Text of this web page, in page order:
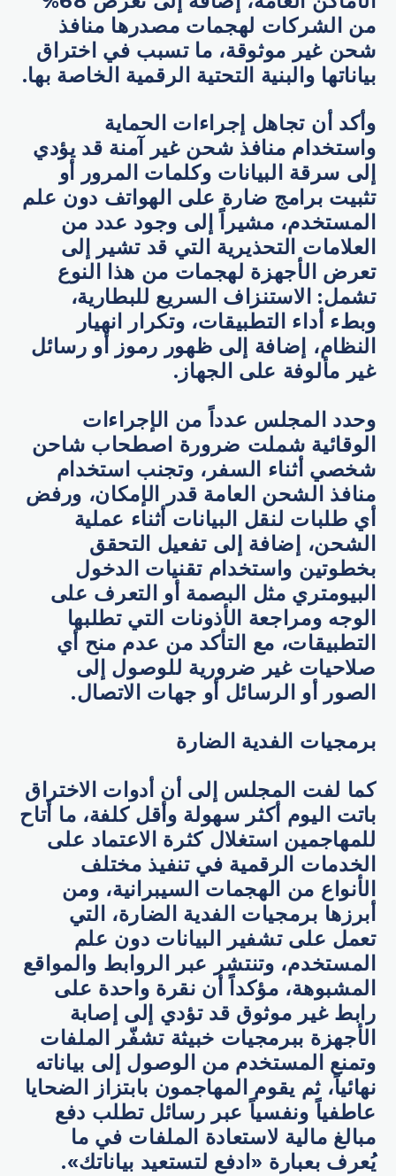
من الشركات لهجمات مصدرها منافذ
شحن غير موثوقة، ما تسبب في اختراق
بياناتها والبنية التحتية الرقمية الخاصة بها.
وأكد أن تجاهل إجراءات الحماية
واستخدام منافذ شحن غير آمنة قد يؤدي
إلى سرقة البيانات وكلمات المرور أو
تثبيت برامج ضارة على الهواتف دون علم
المستخدم، مشيراً إلى وجود عدد من
العلامات التحذيرية التي قد تشير إلى
تعرض الأجهزة لهجمات من هذا النوع
تشمل: الاستنزاف السريع للبطارية،
وبطء أداء التطبيقات، وتكرار انهيار
النظام، إضافة إلى ظهور رموز أو رسائل
غير مألوفة على الجهاز.
وحدد المجلس عدداً من الإجراءات
الوقائية شملت ضرورة اصطحاب شاحن
شخصي أثناء السفر، وتجنب استخدام
منافذ الشحن العامة قدر الإمكان، ورفض
أي طلبات لنقل البيانات أثناء عملية
الشحن، إضافة إلى تفعيل التحقق
بخطوتين واستخدام تقنيات الدخول
البيومتري مثل البصمة أو التعرف على
الوجه ومراجعة الأذونات التي تطلبها
التطبيقات، مع التأكد من عدم منح أي
صلاحيات غير ضرورية للوصول إلى
الصور أو الرسائل أو جهات الاتصال.
برمجيات الفدية الضارة
كما لفت المجلس إلى أن أدوات الاختراق
باتت اليوم أكثر سهولة وأقل كلفة، ما أتاح
للمهاجمين استغلال كثرة الاعتماد على
الخدمات الرقمية في تنفيذ مختلف
الأنواع من الهجمات السيبرانية، ومن
أبرزها برمجيات الفدية الضارة، التي
تعمل على تشفير البيانات دون علم
المستخدم، وتنتشر عبر الروابط والمواقع
المشبوهة، مؤكداً أن نقرة واحدة على
رابط غير موثوق قد تؤدي إلى إصابة
الأجهزة ببرمجيات خبيثة تشفّر الملفات
وتمنع المستخدم من الوصول إلى بياناته
نهائياً، ثم يقوم المهاجمون بابتزاز الضحايا
عاطفياً ونفسياً عبر رسائل تطلب دفع
مبالغ مالية لاستعادة الملفات في ما
يُعرف بعبارة «ادفع لتستعيد بياناتك».